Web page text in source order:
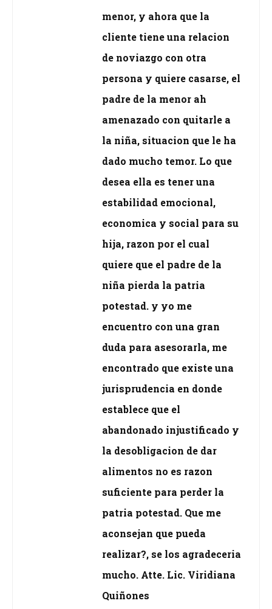
menor, y ahora que la
cliente tiene una relacion
de noviazgo con otra
persona y quiere casarse, el
padre de la menor ah
amenazado con quitarle a
la niña, situacion que le ha
dado mucho temor. Lo que
desea ella es tener una
estabilidad emocional,
economica y social para su
hija, razon por el cual
quiere que el padre de la
niña pierda la patria
potestad. y yo me
encuentro con una gran
duda para asesorarla, me
encontrado que existe una
jurisprudencia en donde
establece que el
abandonado injustificado y
la desobligacion de dar
alimentos no es razon
suficiente para perder la
patria potestad. Que me
aconsejan que pueda
realizar?, se los agradeceria
mucho. Atte. Lic. Viridiana
Quiñones